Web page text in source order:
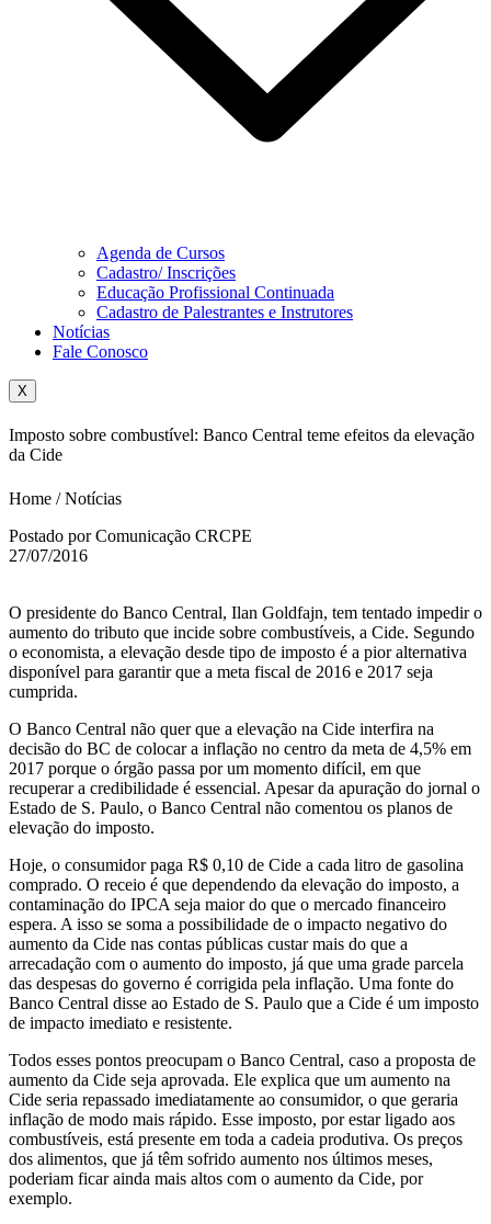
Agenda de Cursos
Cadastro/ Inscrições
Educação Profissional Continuada
Cadastro de Palestrantes e Instrutores
Notícias
Fale Conosco
X
Imposto sobre combustível: Banco Central teme efeitos da elevação
da Cide
Home / Notícias
Postado por Comunicação CRCPE
27/07/2016
O presidente do Banco Central, Ilan Goldfajn, tem tentado impedir o
aumento do tributo que incide sobre combustíveis, a Cide. Segundo
o economista, a elevação desde tipo de imposto é a pior alternativa
disponível para garantir que a meta fiscal de 2016 e 2017 seja
cumprida.
O Banco Central não quer que a elevação na Cide interfira na
decisão do BC de colocar a inflação no centro da meta de 4,5% em
2017 porque o órgão passa por um momento difícil, em que
recuperar a credibilidade é essencial. Apesar da apuração do jornal o
Estado de S. Paulo, o Banco Central não comentou os planos de
elevação do imposto.
Hoje, o consumidor paga R$ 0,10 de Cide a cada litro de gasolina
comprado. O receio é que dependendo da elevação do imposto, a
contaminação do IPCA seja maior do que o mercado financeiro
espera. A isso se soma a possibilidade de o impacto negativo do
aumento da Cide nas contas públicas custar mais do que a
arrecadação com o aumento do imposto, já que uma grade parcela
das despesas do governo é corrigida pela inflação. Uma fonte do
Banco Central disse ao Estado de S. Paulo que a Cide é um imposto
de impacto imediato e resistente.
Todos esses pontos preocupam o Banco Central, caso a proposta de
aumento da Cide seja aprovada. Ele explica que um aumento na
Cide seria repassado imediatamente ao consumidor, o que geraria
inflação de modo mais rápido. Esse imposto, por estar ligado aos
combustíveis, está presente em toda a cadeia produtiva. Os preços
dos alimentos, que já têm sofrido aumento nos últimos meses,
poderiam ficar ainda mais altos com o aumento da Cide, por
exemplo.